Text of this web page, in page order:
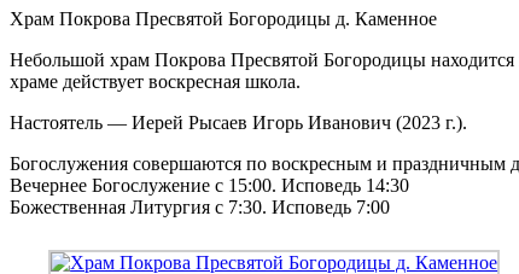
Храм Покрова Пресвятой Богородицы д. Каменное
Небольшой храм Покрова Пресвятой Богородицы
храме действует воскресная школа.
Настоятель — Иерей Рысаев Игорь Иванович (2023 г.).
Богослужения совершаются по воскресным и праздничным
Вечернее Богослужение с 15:00. Исповедь 14:30
Божественная Литургия с 7:30. Исповедь 7:00